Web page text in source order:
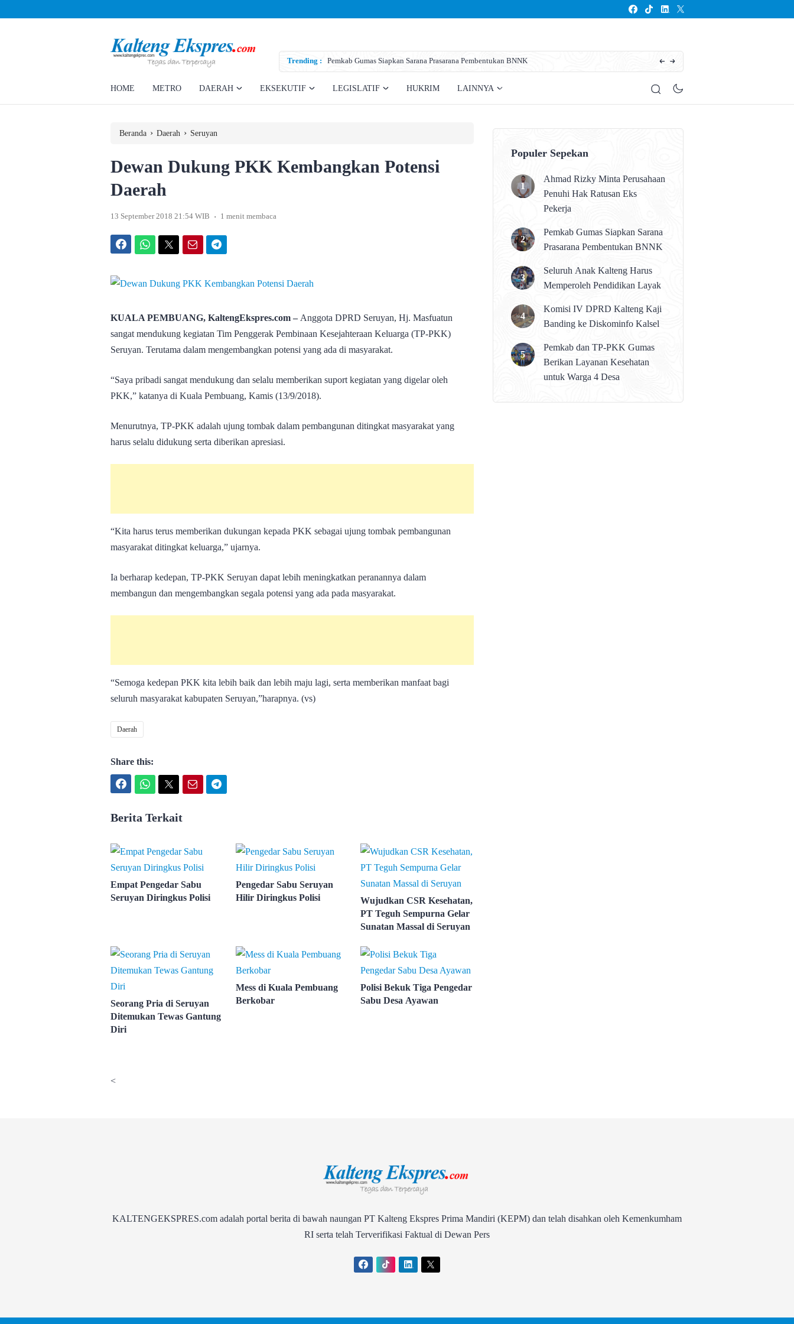
Trending :
Ahmad Rizky Minta Perusahaan Penuhi Hak Ratusan Eks Pekerja Pemkab Gumas Siapkan Sarana Prasarana Pembentukan BNNK Seluruh Anak Kalteng Harus Memperoleh
HOME METRO DAERAH EKSEKUTIF LEGISLATIF HUKRIM LAINNYA
Beranda › Daerah › Seruyan
Dewan Dukung PKK Kembangkan Potensi
Daerah
13 September 2018 21:54 WIB . 1 menit membaca
KUALA PEMBUANG, KaltengEkspres.com –Anggota DPRD Seruyan, Hj. Masfuatun
sangat mendukung kegiatan Tim Penggerak Pembinaan Kesejahteraan Keluarga (TP-PKK)
Seruyan. Terutama dalam mengembangkan potensi yang ada di masyarakat.
“Saya pribadi sangat mendukung dan selalu memberikan suport kegiatan yang digelar oleh
PKK,” katanya di Kuala Pembuang, Kamis (13/9/2018).
Menurutnya, TP-PKK adalah ujung tombak dalam pembangunan ditingkat masyarakat yang
harus selalu didukung serta diberikan apresiasi.
“Kita harus terus memberikan dukungan kepada PKK sebagai ujung tombak pembangunan
masyarakat ditingkat keluarga,” ujarnya.
Ia berharap kedepan, TP-PKK Seruyan dapat lebih meningkatkan peranannya dalam
membangun dan mengembangkan segala potensi yang ada pada masyarakat.
“Semoga kedepan PKK kita lebih baik dan lebih maju lagi, serta memberikan manfaat bagi
seluruh masyarakat kabupaten Seruyan,”harapnya. (vs)
Daerah
Share this:
Berita Terkait
Empat Pengedar Sabu
Seruyan Diringkus Polisi
Pengedar Sabu Seruyan
Hilir Diringkus Polisi
Wujudkan CSR Kesehatan,
PT Teguh Sempurna Gelar
Sunatan Massal di Seruyan
Seorang Pria di Seruyan
Ditemukan Tewas Gantung
Diri
Mess di Kuala Pembuang
Berkobar
Polisi Bekuk Tiga Pengedar
Sabu Desa Ayawan
Populer Sepekan
Ahmad Rizky Minta Perusahaan
Penuhi Hak Ratusan Eks
Pekerja
Pemkab Gumas Siapkan Sarana
Prasarana Pembentukan BNNK
Seluruh Anak Kalteng Harus
Memperoleh Pendidikan Layak
Komisi IV DPRD Kalteng Kaji
Banding ke Diskominfo Kalsel
Pemkab dan TP-PKK Gumas
Berikan Layanan Kesehatan
untuk Warga 4 Desa
<
KALTENGEKSPRES.com adalah portal berita di bawah naungan PT Kalteng Ekspres Prima Mandiri (KEPM) dan telah disahkan oleh Kemenkumham
RI serta telah Terverifikasi Faktual di Dewan Pers